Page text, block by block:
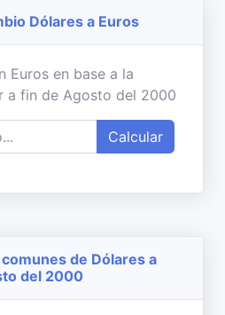
Dólares a Euros
Euros en base a la
a fin de Agosto del 2000
Calcular
de Dólares a
del 2000